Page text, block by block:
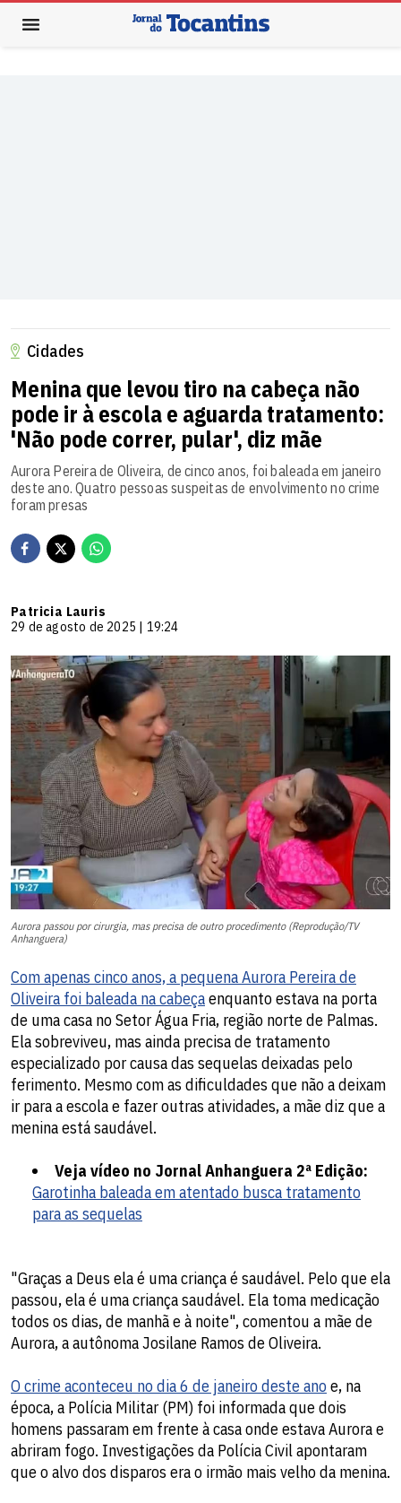
Cidades
Menina que levou tiro na cabeça não
pode ir à escola e aguarda tratamento:
'Não pode correr, pular', diz mãe
Aurora Pereira de Oliveira, de cinco anos, foi baleada em janeiro
deste ano. Quatro pessoas suspeitas de envolvimento no crime
foram presas
Patricia Lauris
29 de agosto de 2025 | 19:24
Aurora passou por cirurgia, mas precisa de outro procedimento (Reprodução/TV
Anhanguera)
Com apenas cinco anos, a pequena Aurora Pereira de
Oliveira foi baleada na cabeçaenquanto estava na porta
de uma casa no Setor Água Fria, região norte de Palmas.
Ela sobreviveu, mas ainda precisa de tratamento
especializado por causa das sequelas deixadas pelo
ferimento. Mesmo com as dificuldades que não a deixam
ir para a escola e fazer outras atividades, a mãe diz que a
menina está saudável.
Veja vídeo no Jornal Anhanguera 2ª Edição:
Garotinha baleada em atentado busca tratamento
para as sequelas
"Graças a Deus ela é uma criança é saudável. Pelo que ela
passou, ela é uma criança saudável. Ela toma medicação
todos os dias, de manhã e à noite", comentou a mãe de
Aurora, a autônoma Josilane Ramos de Oliveira.
O crime aconteceu no dia 6 de janeiro deste anoe, na
época, a Polícia Militar (PM) foi informada que dois
homens passaram em frente à casa onde estava Aurora e
abriram fogo. Investigações da Polícia Civil apontaram
que o alvo dos disparos era o irmão mais velho da menina.